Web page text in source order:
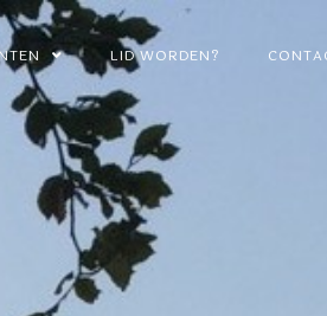
LID WORDEN?